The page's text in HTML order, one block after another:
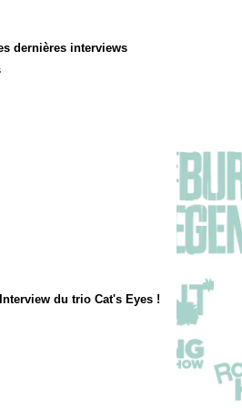
dernières interviews
du trio Cat's Eyes !